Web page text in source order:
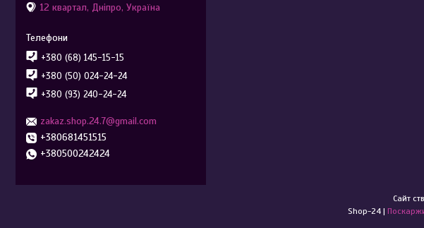
12 квартал, Дніпро, Україна
+380 (68) 145-15-15
+380 (50) 024-24-24
+380 (93) 240-24-24
zakaz.shop.24.7@gmail.com
+380681451515
+380500242424
Сайт
Shop-24 |